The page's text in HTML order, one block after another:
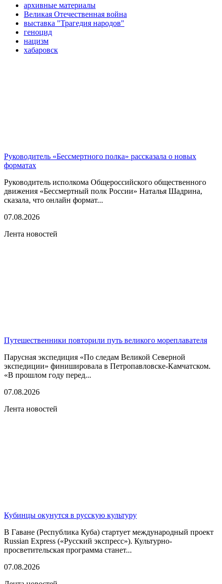
архивные материалы
Великая Отечественная война
выставка "Трагедия народов"
геноцид
нацизм
хабаровск
Руководитель «Бессмертного полка» рассказала о новых
форматах
Руководитель исполкома Общероссийского общественного
движения «Бессмертный полк России» Наталья Шадрина,
сказала, что онлайн формат...
07.08.2026
Лента новостей
Путешественники повторили путь великого мореплавателя
Парусная экспедиция «По следам Великой Северной
экспедиции» финишировала в Петропавловске-Камчатском.
«В прошлом году перед...
07.08.2026
Лента новостей
Кубинцы окунутся в русскую культуру
В Гаване (Республика Куба) стартует международный проект
Russian Express («Русский экспресс»). Культурно-
просветительская программа станет...
07.08.2026